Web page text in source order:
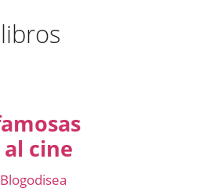
cine
Blogodisea